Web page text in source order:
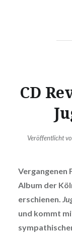
CD
Veröffentlicht
Vergangenen
Album der
erschienen.
und kommt